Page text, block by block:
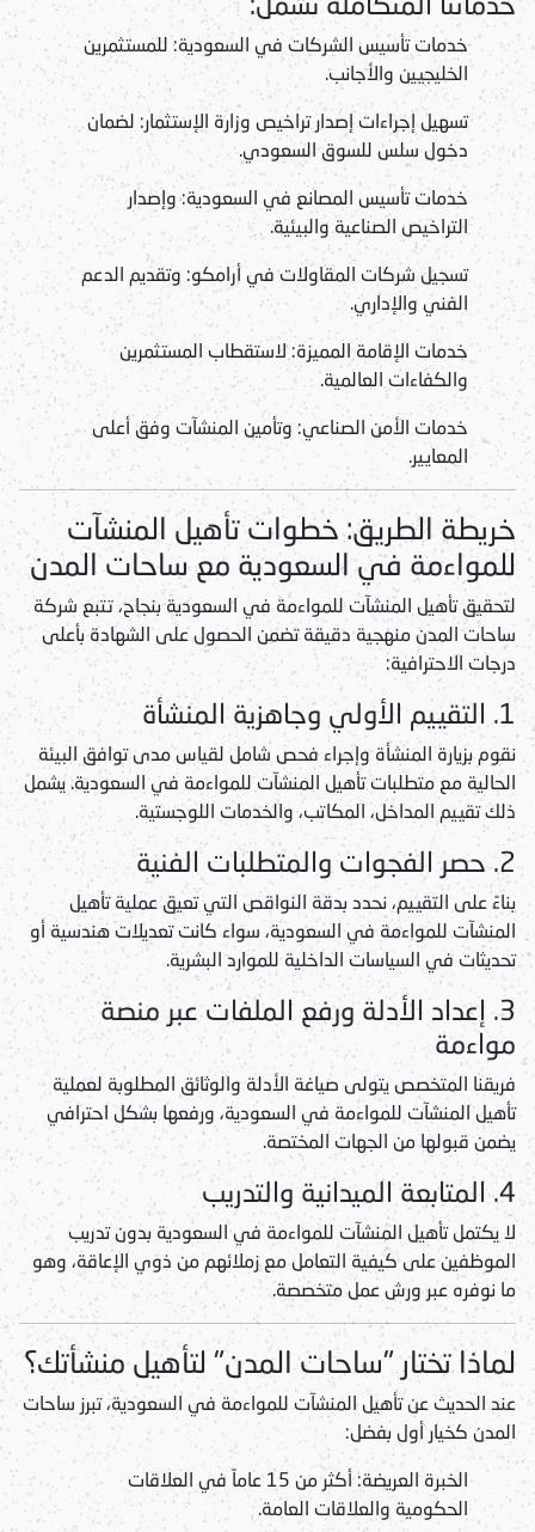
خدمات تأسيس الشركات في السعودية:للمستثمرين
الخليجيين والأجانب.
تسهيل إجراءات إصدار تراخيص وزارة الإستثمار: لضمان
دخول سلس للسوق السعودي.
خدمات تأسيس المصانع في السعودية:وإصدار
التراخيص الصناعية والبيئية.
تسجيل شركات المقاولات في أرامكو: وتقديم الدعم
الفني والإداري.
خدمات الإقامة المميزة:لاستقطاب المستثمرين
والكفاءات العالمية.
خدمات الأمن الصناعي:وتأمين المنشآت وفق أعلى
المعايير.
خريطة الطريق: خطوات تأهيل المنشآت
للمواءمة في السعودية مع ساحات المدن
لتحقيقتأهيل المنشآت للمواءمة في السعوديةبنجاح، تتبع شركة
ساحات المدن منهجية دقيقة تضمن الحصول على الشهادة بأعلى
درجات الاحترافية:
1. التقييم الأولي وجاهزية المنشأة
نقوم بزيارة المنشأة وإجراء فحص شامل لقياس مدى توافق البيئة
الحالية مع متطلباتتأهيل المنشآت للمواءمة في السعودية. يشمل
ذلك تقييم المداخل، المكاتب، والخدمات اللوجستية.
2. حصر الفجوات والمتطلبات الفنية
بناءً على التقييم، نحدد بدقة النواقص التي تعيق عمليةتأهيل
المنشآت للمواءمة في السعودية، سواء كانت تعديلات هندسية أو
تحديثات في السياسات الداخلية للموارد البشرية.
3. إعداد الأدلة ورفع الملفات عبر منصة
مواءمة
فريقنا المتخصص يتولى صياغة الأدلة والوثائق المطلوبة لعملية
تأهيل المنشآت للمواءمة في السعودية، ورفعها بشكل احترافي
يضمن قبولها من الجهات المختصة.
4. المتابعة الميدانية والتدريب
لا يكتملتأهيل المنشآت للمواءمة في السعودية بدون تدريب
الموظفين على كيفية التعامل مع زملائهم من ذوي الإعاقة، وهو
ما نوفره عبر ورش عمل متخصصة.
لماذا تختار "ساحات المدن" لتأهيل منشأتك؟
عند الحديث عنتأهيل المنشآت للمواءمة في السعودية، تبرز ساحات
المدن كخيار أول بفضل:
الخبرة العريضة:
أكثر من 15 عاماً في العلاقات
الحكومية والعلاقات العامة.